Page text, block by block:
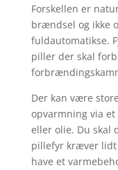
Forskellen er
brændsel og ikke
fuldautomatikse.
piller der skal
Der kan være
opvarmning via
eller olie. Du skal
pillefyr kræver lidt
have et